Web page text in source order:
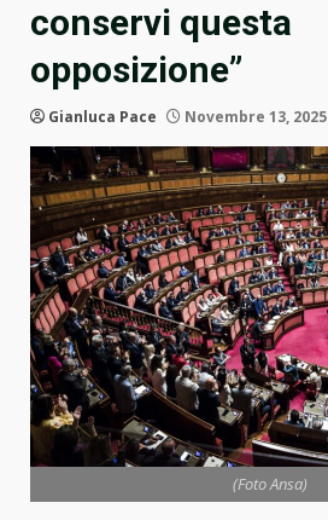
conservi questa
opposizione”
Gianluca Pace Novembre 13, 2025
(Foto Ansa)